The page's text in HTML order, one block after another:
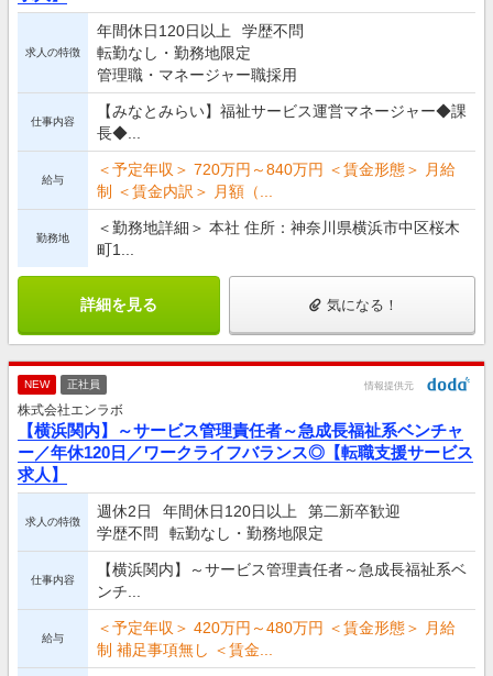
求人の特徴
年間休日120日以上
学歴不問
転勤なし・勤務地限定
管理職・マネージャー職採用
仕事内容
【みなとみらい】福祉サービス運営マネージャー◆課
長◆...
給与
＜予定年収＞ 720万円～840万円 ＜賃金形態＞ 月給
制 ＜賃金内訳＞ 月額（...
勤務地
＜勤務地詳細＞ 本社 住所：神奈川県横浜市中区桜木
町1...
詳細を見る 気になる！
NEW 正社員 情報提供元
株式会社エンラボ
【横浜関内】～サービス管理責任者～急成長福祉系ベンチャ
ー／年休120日／ワークライフバランス◎【転職支援サービス
求人】
求人の特徴
週休2日 年間休日120日以上
第二新卒歓迎
学歴不問
転勤なし・勤務地限定
仕事内容
【横浜関内】～サービス管理責任者～急成長福祉系ベ
ンチ...
給与
＜予定年収＞ 420万円～480万円 ＜賃金形態＞ 月給
制 補足事項無し ＜賃金...